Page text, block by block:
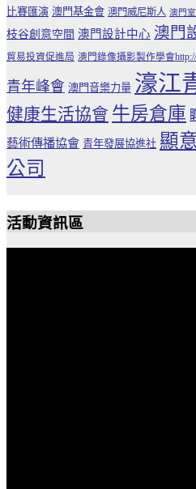
比賽匯演 澳門基金會 澳門威尼斯人 澳門
枝谷創意空間 澳門設計中心 澳門
貿易投資促進局 澳門錄像攝影製作學會
青年峰會 澳門音樂力量 濠江
健康生活協會 牛房倉庫
藝術傳播協會 青年發展協進社 顯
公司
活動資訊區